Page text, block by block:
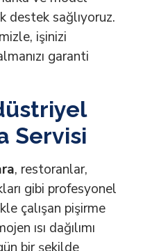
destek sağlıyoruz.
işinizi
garanti
Servisi
, restoranlar,
gibi profesyonel
çalışan pişirme
ısı dağılımı
bir şekilde